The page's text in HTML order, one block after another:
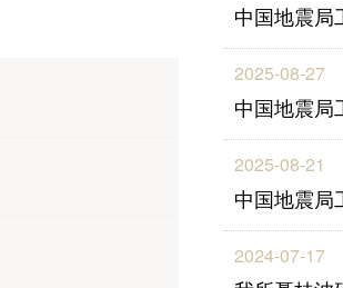
中国地震局
2025-08-27
中国地震局
2025-08-21
中国地震局
2024-07-17